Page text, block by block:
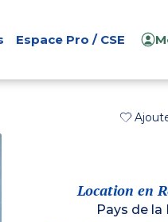
Espace Pro / CSE
Location en
Pays de la